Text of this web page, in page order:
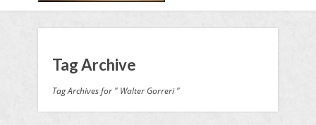
Tag Archive
Tag Archives for " Walter Gorreri "